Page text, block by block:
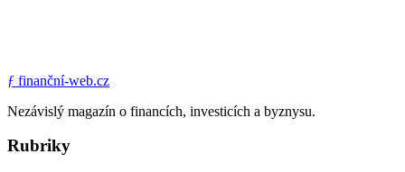
ƒ finanční-web.cz
Nezávislý magazín o financích, investicích a byznysu.
Rubriky